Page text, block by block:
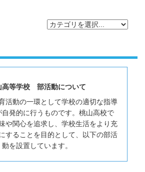
高等学校 部活動について
活動の一環として学校の適切な指導
発的に行うものです。桃山高校で
や関心を追求し、学校生活をより充
することを目的として、以下の部活
動を設置しています。